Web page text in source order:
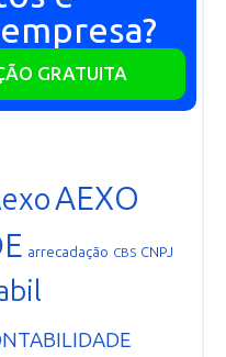
GRATUITA
AEXO
arrecadação CBS CNPJ